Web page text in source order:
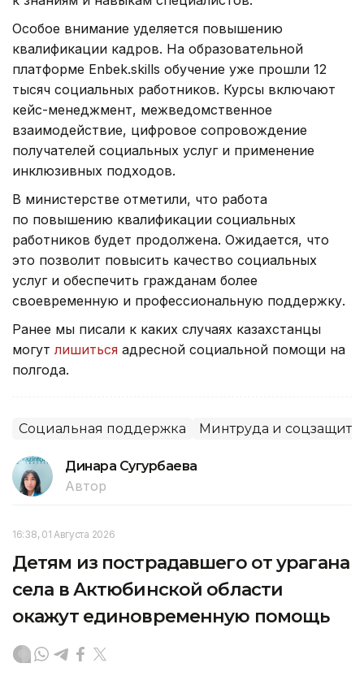
Особое внимание уделяется повышению
квалификации кадров. На образовательной
платформе Enbek.skills обучение уже прошли 12
тысяч социальных работников. Курсы включают
кейс-менеджмент, межведомственное
взаимодействие, цифровое сопровождение
получателей социальных услуг и применение
инклюзивных подходов.
В министерстве отметили, что работа
по повышению квалификации социальных
работников будет продолжена. Ожидается, что
это позволит повысить качество социальных
услуг и обеспечить гражданам более
своевременную и профессиональную поддержку.
Ранее мы писали к каких случаях казахстанцы
могутлишиться адресной социальной помощи на
полгода.
Социальная поддержка Минтруда и
Динара Сугурбаева
Автор
16:38, 01 Августа 2026
Детям из пострадавшего от урагана
села в Актюбинской области
окажут единовременную помощь